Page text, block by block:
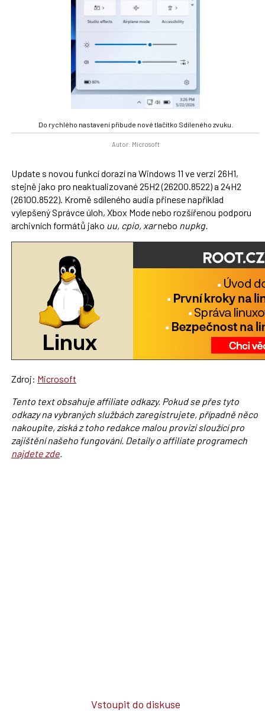
Do rychlého nastavení přibude nové tlačítko Sdíleného zvuku.
Autor: Microsoft
Update s novou funkcí dorazí na Windows 11 ve verzi 26H1,
stejně jako pro neaktualizované 25H2 (26200.8522) a 24H2
(26100.8522). Kromě sdíleného audia přinese například
vylepšený Správce úloh, Xbox Mode nebo rozšířenou podporu
archivních formátů jako uu, cpio, xarnebo nupkg.
Zdroj: Microsoft
Tento text obsahuje affiliate odkazy. Pokud se přes tyto
odkazy na vybraných službách zaregistrujete, případně něco
nakoupíte, získá z toho redakce malou provizi sloužící pro
zajištění našeho fungování. Detaily o affiliate programech
najdete zde.
Vstoupit do diskuse